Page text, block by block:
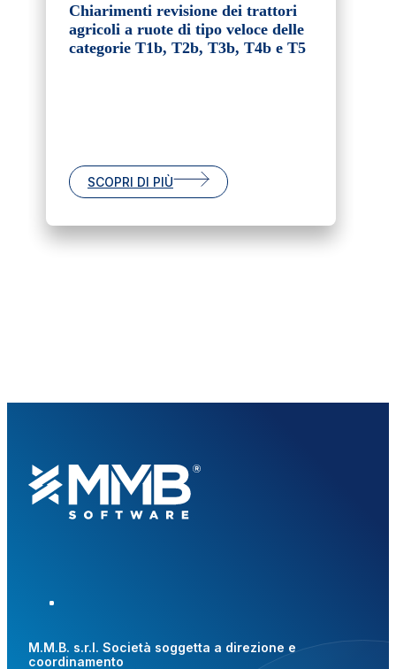
Chiarimenti revisione dei trattori
agricoli a ruote di tipo veloce delle
categorie T1b, T2b, T3b, T4b e T5
SCOPRI DI PIÙ
M.M.B. s.r.l. Società soggetta a direzione e
coordinamento